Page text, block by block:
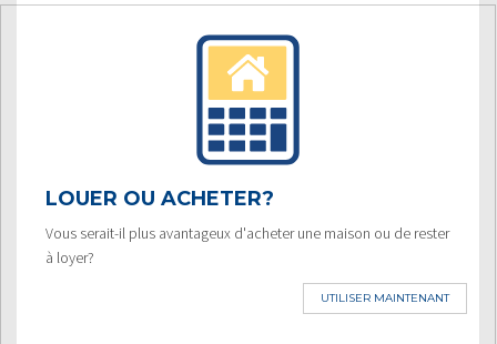
LOUER OU ACHETER?
Vous serait-il plus avantageux d'acheter une maison ou de rester
à loyer?
UTILISER MAINTENANT